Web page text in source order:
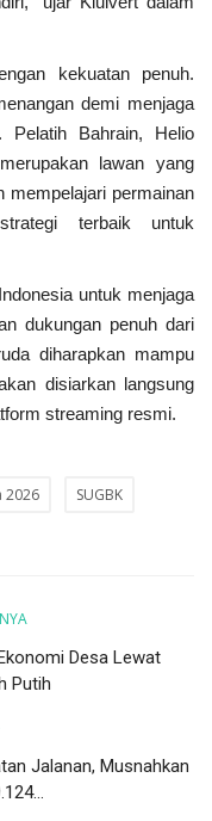
kekuatan penuh.
demi menjaga
Pelatih Bahrain, Helio
lawan yang
mempelajari permainan
terbaik untuk
untuk menjaga
dukungan penuh dari
diharapkan mampu
disiarkan langsung
streaming resmi.
2026 SUGBK
Desa Lewat
Putih
Jalanan, Musnahkan